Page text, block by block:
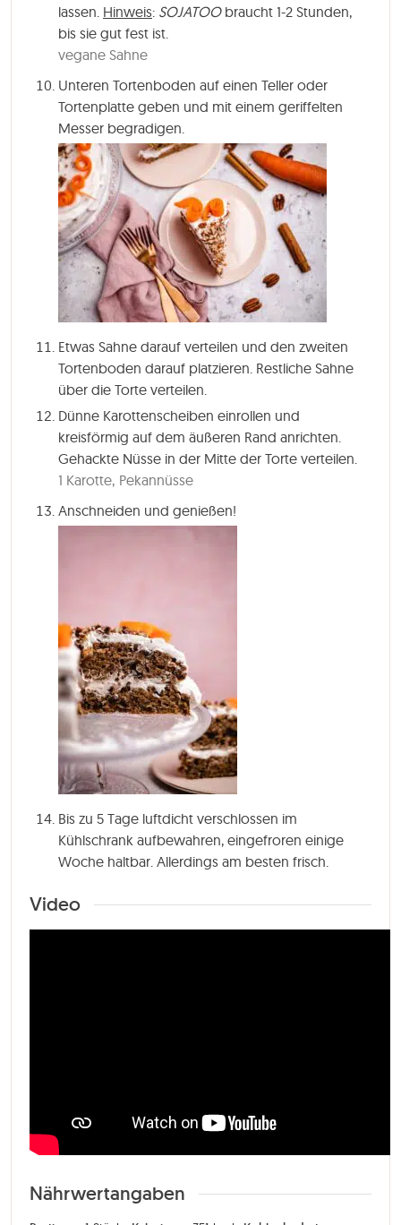
lassen. Hinweis: SOJATOO braucht 1-2 Stunden,
bis sie gut fest ist.
vegane Sahne
Unteren Tortenboden auf einen Teller oder
Tortenplatte geben und mit einem geriffelten
Messer begradigen.
Etwas Sahne darauf verteilen und den zweiten
Tortenboden darauf platzieren. Restliche Sahne
über die Torte verteilen.
Dünne Karottenscheiben einrollen und
kreisförmig auf dem äußeren Rand anrichten.
Gehackte Nüsse in der Mitte der Torte verteilen.
1 Karotte, Pekannüsse
Anschneiden und genießen!
Bis zu 5 Tage luftdicht verschlossen im
Kühlschrank aufbewahren, eingefroren einige
Woche haltbar. Allerdings am besten frisch.
Video
Nährwertangaben